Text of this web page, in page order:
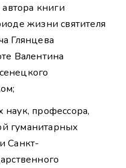
книги
жизни святителя
Глянцева
Валентина
профессора,
гуманитарных
Санкт-